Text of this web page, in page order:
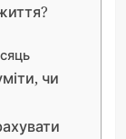
чи